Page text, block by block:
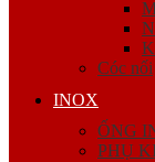
Cóc nối
INOX
ỐNG
PHỤ